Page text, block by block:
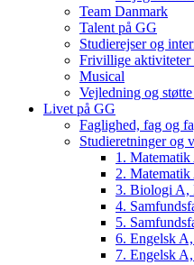
Team Danmark
Talent på GG
Studierejser og
Frivillige aktiviteter
Musical
Vejledning og
Livet på GG
Faglighed, fag og
Studieretninger og
1.
2.
3. Biologi A,
4.
5.
6. Engelsk
7. Engelsk